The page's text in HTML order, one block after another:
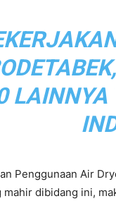
LAINNYA
Penggunaan Air
mahir dibidang ini,